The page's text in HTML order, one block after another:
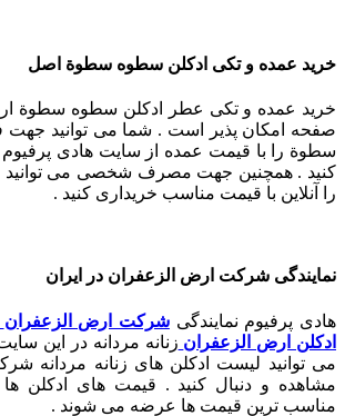
خرید عمده و تکی ادکلن سطوه سطوة اصل
خرید عمده و تکی عطر ادکلن سطوه سطوة
صفحه امکان پذیر است . شما می توانید
سطوة را با قیمت عمده از سایت هادی
کنید . همچنین جهت مصرف شخصی می
را آنلاین با قیمت مناسب خریداری کنید .
نمایندگی شرکت ارض الزعفران در ایران
هادی پرفیوم نمایندگیشرکت ارض الزعفران
ادکلن ارض الزعفران زنانه مردانه در این
می توانید لیست ادکلن های زنانه مردانه
مشاهده و دنبال کنید . قیمت های ادکلن
مناسب ترین قیمت ها عرضه می شوند .